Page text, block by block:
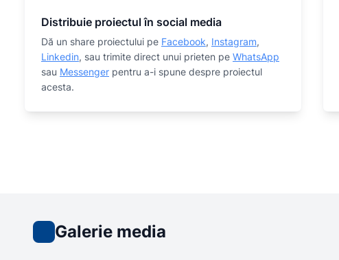
Distribuie proiectul în social media
Dă un share proiectului pe Facebook, Instagram,
Linkedin, sau trimite direct unui prieten pe WhatsApp
sau Messenger pentru a-i spune despre proiectul
acesta.
Galerie media